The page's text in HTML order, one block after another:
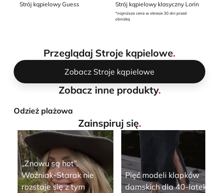
Strój kąpielowy Guess Strój kąpielowy klasyczny Lorin
*najniższa cena w okresie 30 dni przed
obniżką
Przeglądaj Stroje kąpielowe.
Zobacz Stroje kąpielowe
Zobacz inne produkty.
Odzież plażowa
Zainspiruj się.
„Znowu są hot”.
Woźniak-Starak nie
rozstaje się z tym
Pięć modeli klapków
damskich dla 40-latek